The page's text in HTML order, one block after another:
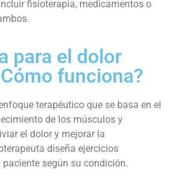
fisioterapia, medicamentos o
para el dolor
funciona?
terapéutico que se basa en el
de los músculos y
el dolor y mejorar la
diseña ejercicios
según su condición.